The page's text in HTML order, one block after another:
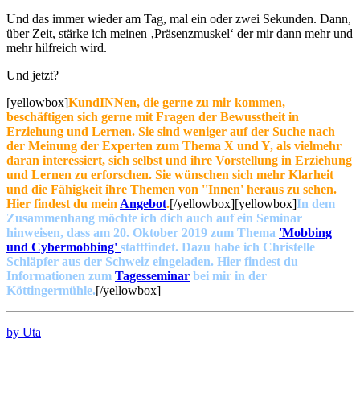
Und das immer wieder am Tag, mal ein oder zwei Sekunden. Dann,
über Zeit, stärke ich meinen ‚Präsenzmuskel‘ der mir dann mehr und
mehr hilfreich wird.
Und jetzt?
[yellowbox]KundINNen, die gerne zu mir kommen,
beschäftigen sich gerne mit Fragen der Bewusstheit in
Erziehung und Lernen. Sie sind weniger auf der Suche nach
der Meinung der Experten zum Thema X und Y, als vielmehr
daran interessiert, sich selbst und ihre Vorstellung in Erziehung
und Lernen zu erforschen. Sie wünschen sich mehr Klarheit
und die Fähigkeit ihre Themen von ''Innen' heraus zu sehen.
Hier findest du meinAngebot.[/yellowbox][yellowbox]In dem
Zusammenhang möchte ich dich auch auf ein Seminar
hinweisen, dass am 20. Oktober 2019 zum Thema 'Mobbing
und Cybermobbing' stattfindet. Dazu habe ich Christelle
Schläpfer aus der Schweiz eingeladen. Hier findest du
Informationen zum Tagesseminar bei mir in der
Köttingermühle.[/yellowbox]
by Uta